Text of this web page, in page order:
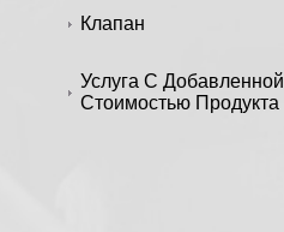
Клапан
Услуга С Добавленной
Стоимостью Продукта